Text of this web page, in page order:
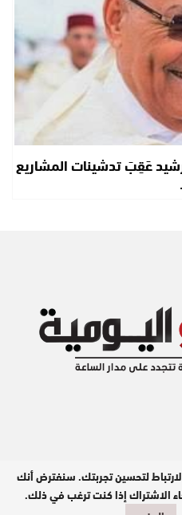
عَقِبَ تدشينات المشاريع
لتحسين تجربتك. سنفترض أنك
الاشتراك إذا كنت ترغب في ذلك.